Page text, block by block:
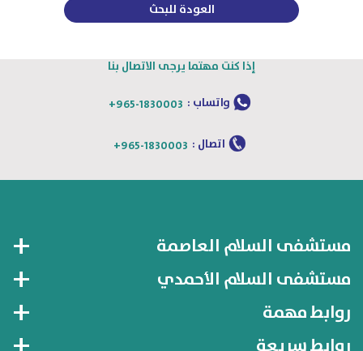
العودة للبحث
إذا كنت مهتما يرجى الاتصال بنا
واتساب : +965-1830003
اتصال : +965-1830003
مستشفى السلام العاصمة
مستشفى السلام الأحمدي
روابط مهمة